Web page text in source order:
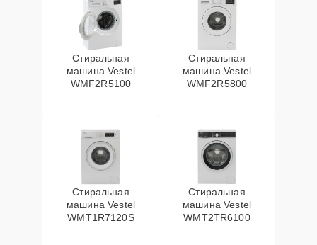
Стиральная
машина Vestel
WMF2R5100
Стиральная
машина Vestel
WMF2R5800
Стиральная
машина Vestel
WMT1R7120S
Стиральная
машина Vestel
WMT2TR6100